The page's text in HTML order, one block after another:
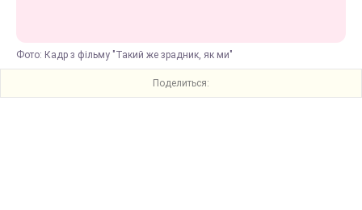
Фото: Кадр з фільму "Такий же зрадник, як ми"
Поделиться: